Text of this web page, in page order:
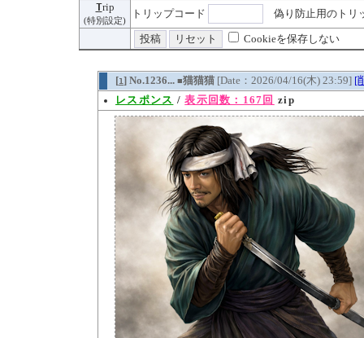
Trip
(特別設定)
トリップコード 偽り防止用のトリ
Cookieを保存しない
[1] No.1236... ■猫猫猫 [Date：2026/04/16(木) 23:59] [
レスポンス /表示回数：167回 zip